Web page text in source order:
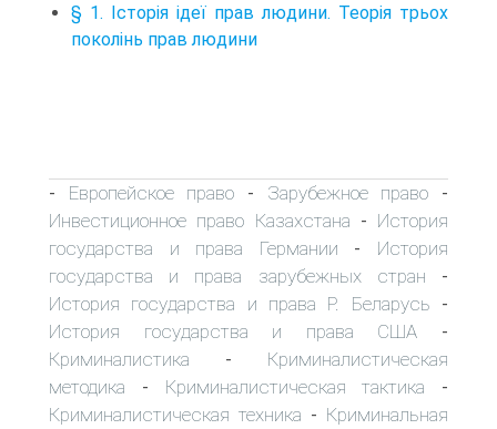
§ 1. Історія ідеї прав людини. Теорія трьох
поколінь прав людини
- Европейское право - Зарубежное право -
Инвестиционное право Казахстана - История
государства и права Германии - История
государства и права зарубежных стран -
История государства и права Р. Беларусь -
История государства и права США -
Криминалистика - Криминалистическая
методика - Криминалистическая тактика -
Криминалистическая техника - Криминальная